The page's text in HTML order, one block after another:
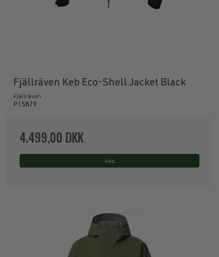
Fjällräven Keb Eco-Shell Jacket Black
Fjällräven
P15879
4.499,00 DKK
Køb